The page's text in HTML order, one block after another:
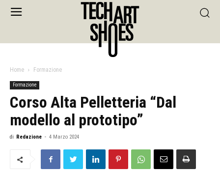
Home Formazione
Formazione
Corso Alta Pelletteria “Dal
modello al prototipo”
di Redazione - 4 Marzo 2024